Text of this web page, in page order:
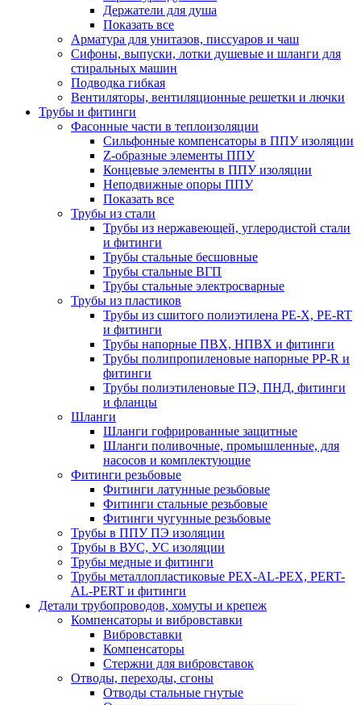
Держатели для душа
Показать все
Арматура для унитазов, писсуаров и чаш
Сифоны, выпуски, лотки душевые и шланги для
стиральных машин
Подводка гибкая
Вентиляторы, вентиляционные решетки и лючки
Трубы и фитинги
Фасонные части в теплоизоляции
Cильфонные компенсаторы в ППУ изоляции
Z-образные элементы ППУ
Концевые элементы в ППУ изоляции
Неподвижные опоры ППУ
Показать все
Трубы из стали
Трубы из нержавеющей, углеродистой стали
и фитинги
Трубы стальные бесшовные
Трубы стальные ВГП
Трубы стальные электросварные
Трубы из пластиков
Трубы из сшитого полиэтилена PE-X, PE-RT
и фитинги
Трубы напорные ПВХ, НПВХ и фитинги
Трубы полипропиленовые напорные PP-R и
фитинги
Трубы полиэтиленовые ПЭ, ПНД, фитинги
и фланцы
Шланги
Шланги гофрированные защитные
Шланги поливочные, промышленные, для
насосов и комплектующие
Фитинги резьбовые
Фитинги латунные резьбовые
Фитинги стальные резьбовые
Фитинги чугунные резьбовые
Трубы в ППУ ПЭ изоляции
Трубы в ВУС, УС изоляции
Трубы медные и фитинги
Трубы металлопластиковые PEX-AL-PEX, PERT-
AL-PERT и фитинги
Детали трубопроводов, хомуты и крепеж
Компенсаторы и вибровставки
Вибровставки
Компенсаторы
Стержни для вибровставок
Отводы, переходы, сгоны
Отводы стальные гнутые